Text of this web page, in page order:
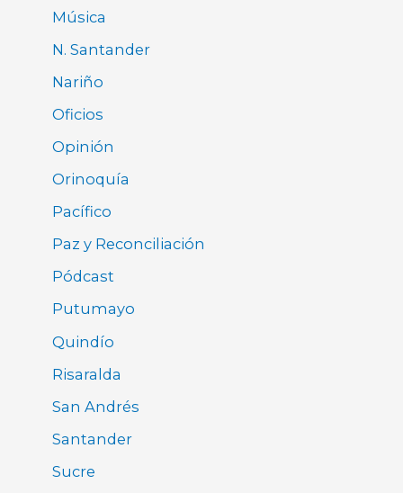
Música
N. Santander
Nariño
Oficios
Opinión
Orinoquía
Pacífico
Paz y Reconciliación
Pódcast
Putumayo
Quindío
Risaralda
San Andrés
Santander
Sucre